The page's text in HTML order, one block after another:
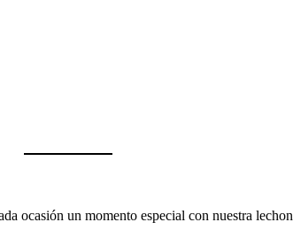
ocasión un momento especial con nuestra